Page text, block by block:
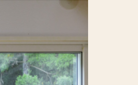
Next